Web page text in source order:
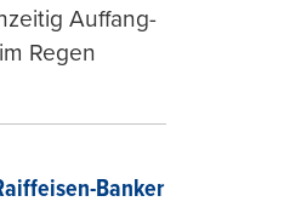
Auffang-
Regen
Banker